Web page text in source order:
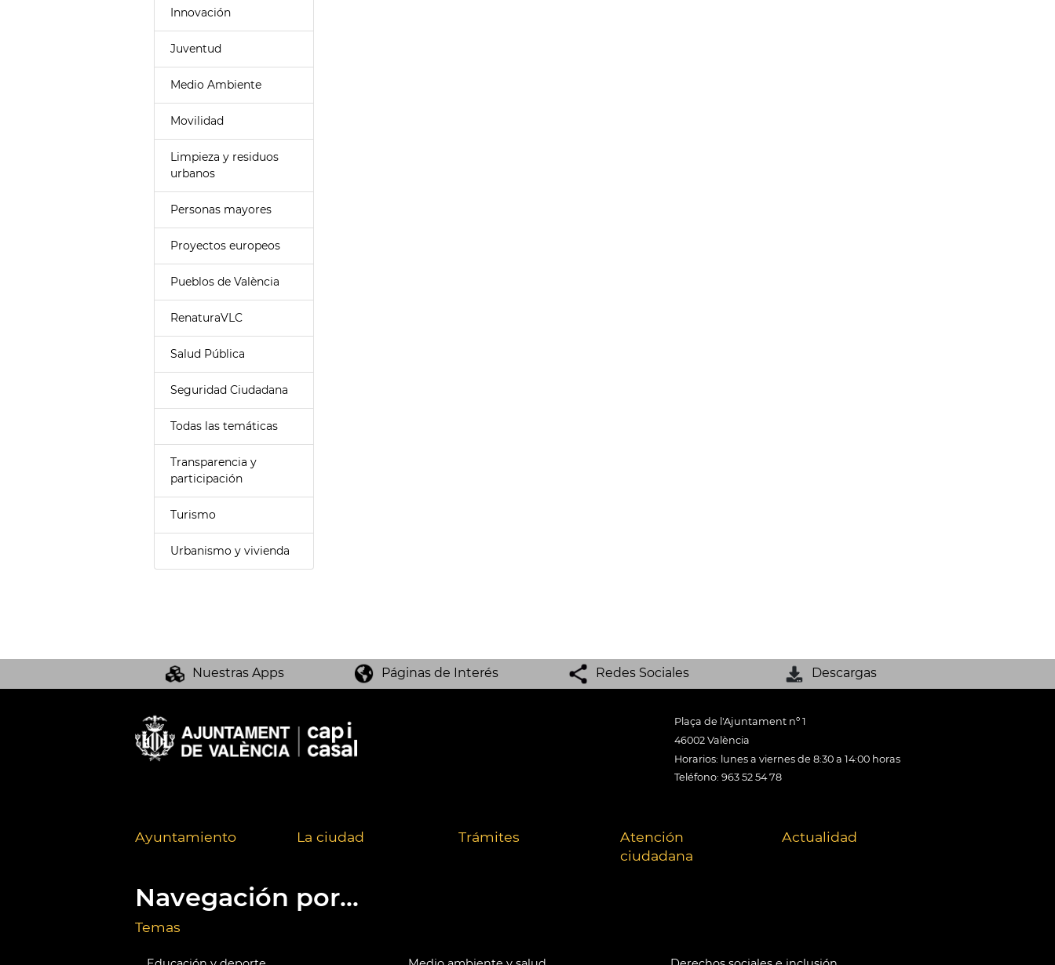
Innovación
Juventud
Medio Ambiente
Movilidad
Limpieza y residuos
urbanos
Personas mayores
Proyectos europeos
Pueblos de València
RenaturaVLC
Salud Pública
Seguridad Ciudadana
Todas las temáticas
Transparencia y
participación
Turismo
Urbanismo y vivienda
Nuestras Apps Páginas de Interés Redes Sociales Descargas
Plaça de l'Ajuntament nº 1
46002 València
Horarios: lunes a viernes de 8:30 a 14:00 horas
Teléfono: 963 52 54 78
Ayuntamiento La ciudad Trámites
Atención
ciudadana
Actualidad
Navegación por...
Temas